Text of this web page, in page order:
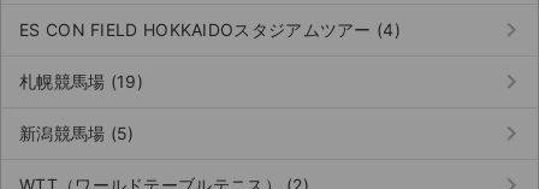
ES CON FIELD HOKKAIDOスタジアムツアー (4) keyboard_arrow_right
札幌競馬場 (19) keyboard_arrow_right
新潟競馬場 (5) keyboard_arrow_right
WTT（ワールドテーブルテニス） (2)